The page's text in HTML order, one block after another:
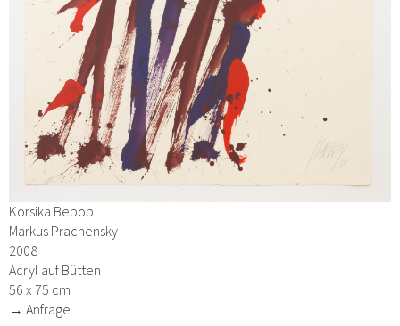
Korsika Bebop
Markus Prachensky
2008
Acryl auf Bütten
56 x 75 cm
→ Anfrage